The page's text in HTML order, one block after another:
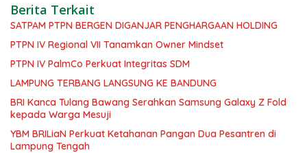
Berita Terkait
SATPAM PTPN BERGEN DIGANJAR PENGHARGAAN HOLDING
PTPN IV Regional VII Tanamkan Owner Mindset
PTPN IV PalmCo Perkuat Integritas SDM
LAMPUNG TERBANG LANGSUNG KE BANDUNG
BRI Kanca Tulang Bawang Serahkan Samsung Galaxy Z Fold
kepada Warga Mesuji
YBM BRILiaN Perkuat Ketahanan Pangan Dua Pesantren di
Lampung Tengah